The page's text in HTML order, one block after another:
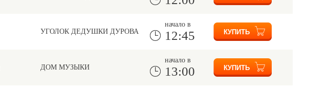
УГОЛОК ДЕДУШКИ ДУРОВА
начало в
12:45
ДОМ МУЗЫКИ
начало в
13:00